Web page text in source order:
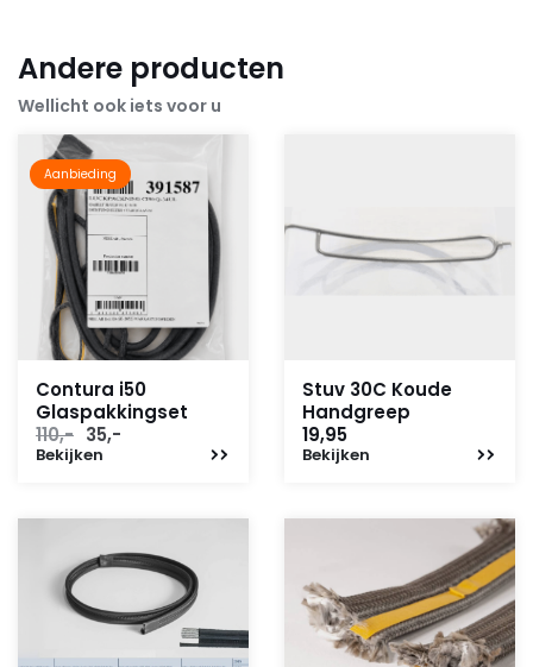
Andere producten
Wellicht ook iets voor u
Aanbieding
Contura i50
Glaspakkingset
110,- Oorspronkelijke
prijs
35,-
Bekijken
Stuv 30C Koude
Handgreep
19,95
Bekijken